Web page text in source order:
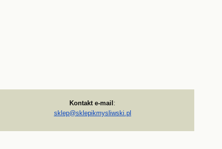
Kontakt e-mail :
sklep@sklepikmysliwski.pl